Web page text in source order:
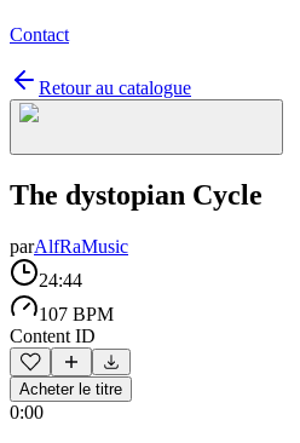
Contact
Retour au catalogue
The dystopian Cycle
parAlfRaMusic
24:44
107 BPM
Content ID
Acheter le titre
0:00